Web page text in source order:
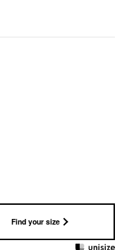
Find your size